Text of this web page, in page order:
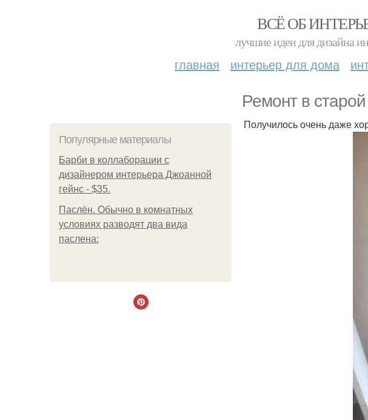
ВСЁ ОБ
лучшие идеи для дизайна
главная интерьер для дома
Ремонт в
Популярные материалы
Барби в коллаборации с
дизайнером интерьера Джоанной
гейнс - $35.
Паслён. Обычно в комнатных
условиях разводят два вида
паслена:
Получилось очень даже